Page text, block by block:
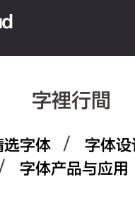
字裡行間
选字体 / 字体设
/ 字体产品与应用